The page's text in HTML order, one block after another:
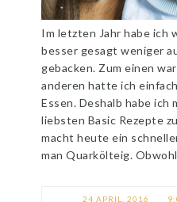
Im letzten Jahr habe ich
besser gesagt weniger
gebacken. Zum einen
anderen hatte ich
Essen. Deshalb habe ich
liebsten Basic Rezepte
macht heute ein
man Quarkölteig.
24 APRIL, 2016